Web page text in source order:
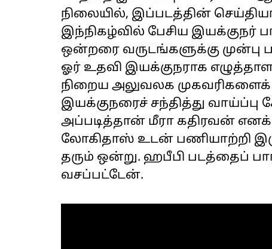
நிலையில், இப்படத்தின்
இந்நிகழ்வில் பேசிய இயக்குநர்
ஒன்றரை வருடங்களுக்கு
ஓர் உதவி இயக்குநராக
நிறைய அலுவலக முகவரிகளைக்
இயக்குநரைச் சந்தித்து வாய்ப்பு
அப்படித்தான் மீரா கதிரவன்
லோகிதாஸ் உடன் பணியாற்றி
தரும் ஒன்று. ஹபீபி படத்தைப்
வசப்பட்டேன்.